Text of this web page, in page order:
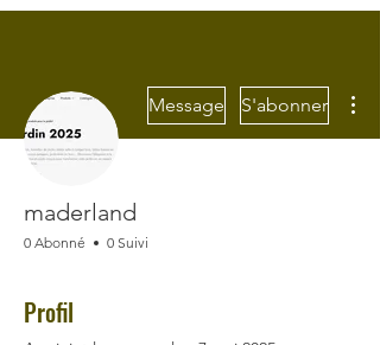
Message S'abonner
maderland
0 Abonné 0 Suivi
Profil